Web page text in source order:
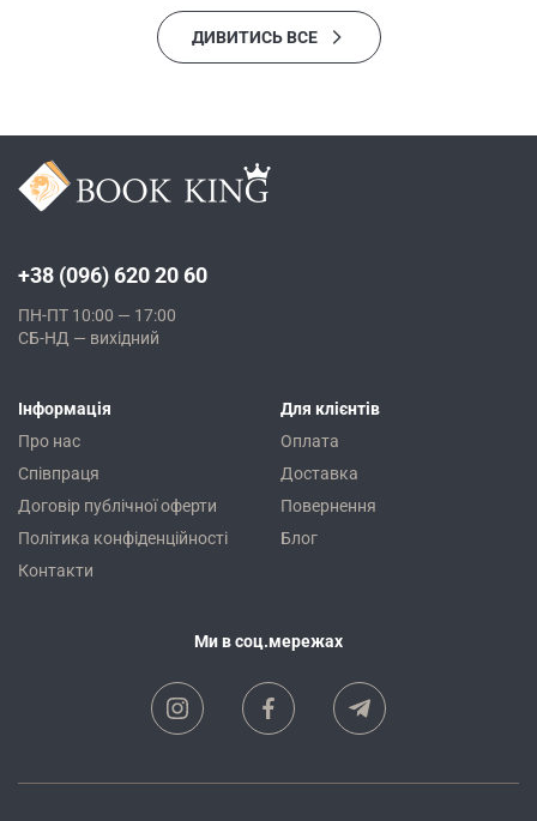
ДИВИТИСЬ ВСЕ
+38 (096) 620 20 60
ПН-ПТ 10:00 — 17:00
СБ-НД — вихідний
Інформація
Про нас
Співпраця
Договір публічної оферти
Політика конфіденційності
Контакти
Для клієнтів
Оплата
Доставка
Повернення
Блог
Ми в соц.мережах